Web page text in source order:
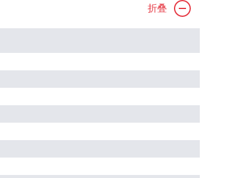
折叠